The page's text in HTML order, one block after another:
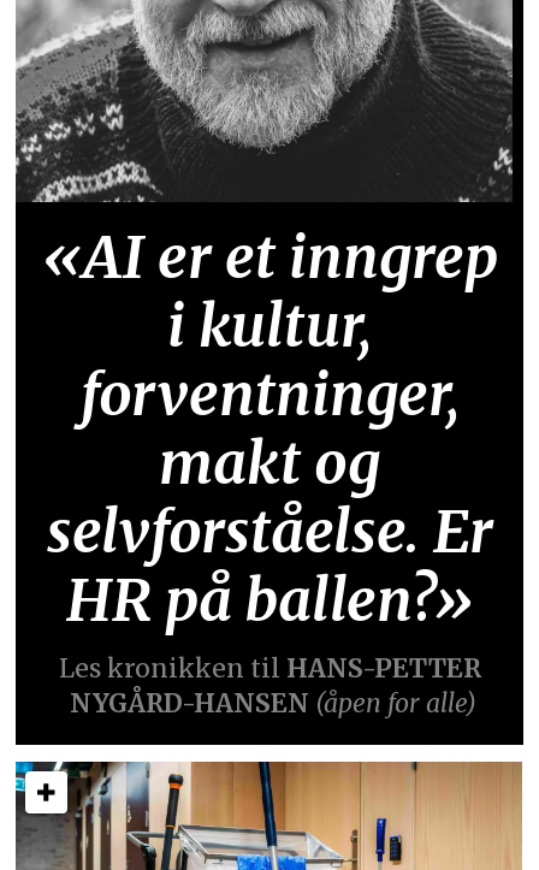
«AI er et inngrep
i kultur,
forventninger,
makt og
selvforståelse. Er
HR på ballen?»
Les kronikken til HANS-PETTER
NYGÅRD-HANSEN (åpen for alle)